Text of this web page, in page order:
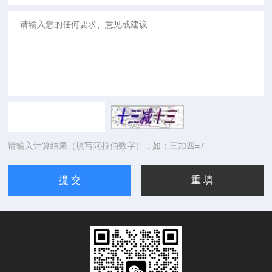
请输入计算结果（填写阿拉伯数字），如：三加四=7